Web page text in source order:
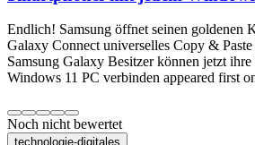
Endlich! Samsung öffnet seinen goldenen
Galaxy Connect universelles Copy &
Samsung Galaxy Besitzer können jetzt
Windows 11 PC verbinden appeared first
Noch nicht bewertet
technologie-digitales